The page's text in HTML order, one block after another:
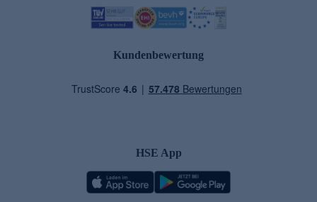
Kundenbewertung
HSE App